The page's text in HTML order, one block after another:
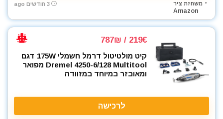
מברזים ומחרוקות
מגרזת
מדחס / קומפרסור
מדריכים
מולטיטול
מזמרה
מטענים
משחזת ציר
Amazon
3 חודשים ago
219€ / 787₪
קיט מולטיטול דרמל חשמלי 175W דגם
Dremel 4250-6/128 Multitool מפואר
ומאובזר במיוחד במזוודה
לרכישה